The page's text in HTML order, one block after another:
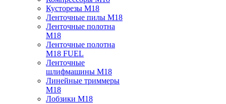
Кусторезы M18
Ленточные пилы M18
Ленточные полотна
M18
Ленточные полотна
M18 FUEL
Ленточные
шлифмашины M18
Линейные триммеры
M18
Лобзики M18